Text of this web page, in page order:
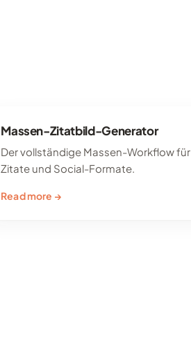
Massen-Zitatbild-Generator
Der vollständige Massen-Workflow für
Zitate und Social-Formate.
Read more →